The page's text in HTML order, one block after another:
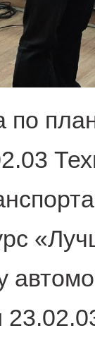
по